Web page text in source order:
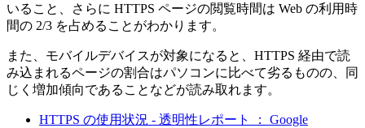
いること、さらに HTTPS ページの閲覧時間は Web の利用時
間の 2/3 を占めることがわかります。
また、モバイルデバイスが対象になると、HTTPS 経由で読
み込まれるページの割合はパソコンに比べて劣るものの、同
じく増加傾向であることなどが読み取れます。
HTTPS の使用状況 - 透明性レポート ： Google